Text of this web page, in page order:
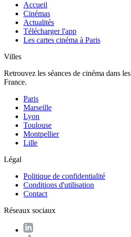
Accueil
Cinémas
Actualités
Télécharger l'app
Les cartes cinéma à Paris
Villes
Retrouvez les séances de cinéma dans
France.
Paris
Marseille
Lyon
Toulouse
Montpellier
Lille
Légal
Politique de confidentialité
Conditions d'utilisation
Contact
Réseaux sociaux